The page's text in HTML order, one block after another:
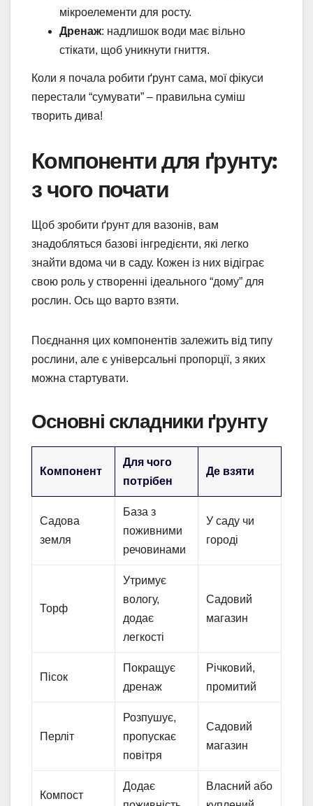
мікроелементи для росту.
Дренаж: надлишок води має вільно
стікати, щоб уникнути гниття.
Коли я почала робити ґрунт сама, мої фікуси
перестали “сумувати” – правильна суміш
творить дива!
Компоненти для ґрунту:
з чого почати
Щоб зробити ґрунт для вазонів, вам
знадобляться базові інгредієнти, які легко
знайти вдома чи в саду. Кожен із них відіграє
свою роль у створенні ідеального “дому” для
рослин. Ось що варто взяти.
Поєднання цих компонентів залежить від типу
рослини, але є універсальні пропорції, з яких
можна стартувати.
Основні складники ґрунту
Компонент
Для чого
потрібен
Де взяти
Садова
земля
База з
поживними
речовинами
У саду чи
городі
Торф
Утримує
вологу,
додає
легкості
Садовий
магазин
Пісок
Покращує
дренаж
Річковий,
промитий
Перліт
Розпушує,
пропускає
повітря
Садовий
магазин
Компост
Додає
Власний або